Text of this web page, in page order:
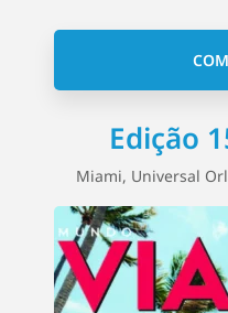
Edição
Miami, Universal